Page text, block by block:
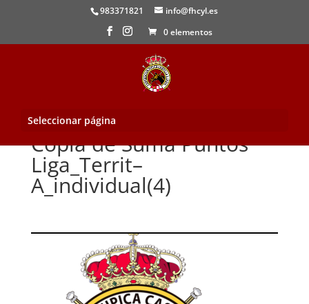
983371821
info@fhcyl.es
0 elementos
Seleccionar página
Copia de Suma Puntos
Liga_Territ–
A_individual(4)